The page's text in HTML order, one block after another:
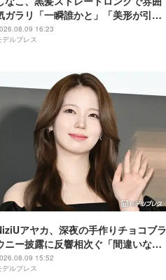
ガラリ「一瞬誰かと」「美形が引き
つ」と絶賛の声相次ぐ
16:23
デルプレス
アヤカ、深夜の手作りチョコブラ
ニー披露に反響相次ぐ「間違いなく
味しいやつ」「ラッピングまで可愛
」
15:52
デルプレス